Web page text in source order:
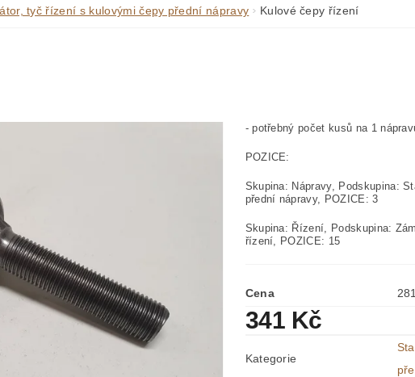
tyč řízení s kulovými čepy přední nápravy Kulové čepy řízení
- potřebný počet kusů na 1
POZICE:
Skupina: Nápravy, Podskupina:
přední nápravy, POZICE: 3
Skupina: Řízení, Podskupina:
řízení, POZICE: 15
Cena
341 Kč
Kategorie